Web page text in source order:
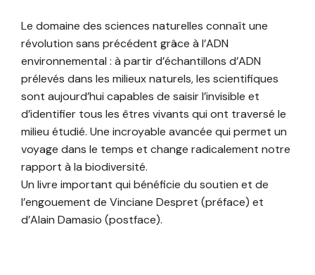
Le domaine des sciences naturelles connaît une
révolution sans précédent grâce à l’ADN
environnemental : à partir d’échantillons d’ADN
prélevés dans les milieux naturels, les scientifiques
sont aujourd’hui capables de saisir l’invisible et
d’identifier tous les êtres vivants qui ont traversé le
milieu étudié. Une incroyable avancée qui permet un
voyage dans le temps et change radicalement notre
rapport à la biodiversité.
Un livre important qui bénéficie du soutien et de
l’engouement de Vinciane Despret (préface) et
d’Alain Damasio (postface).